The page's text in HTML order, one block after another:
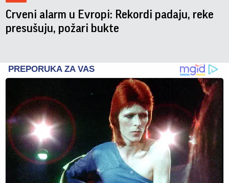
Crveni alarm u Evropi: Rekordi padaju, reke
presušuju, požari bukte